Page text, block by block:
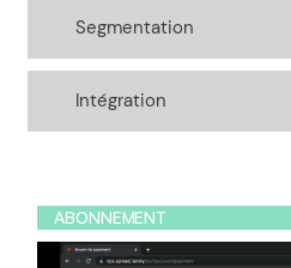
Segmentation
Intégration
ABONNEMENT